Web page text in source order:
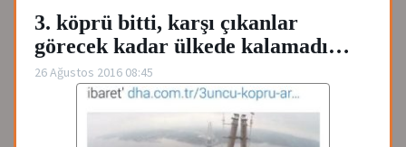
3. köprü bitti, karşı çıkanlar
görecek kadar ülkede kalamadı…
26 Ağustos 2016 08:45